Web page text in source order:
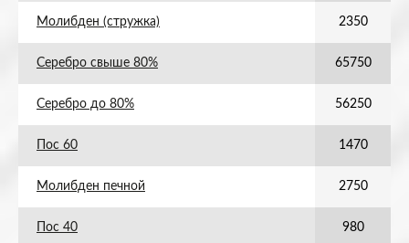
Молибден (стружка) 2350
Серебро свыше 80% 65750
Серебро до 80% 56250
Пос 60 1470
Молибден печной 2750
Пос 40 980